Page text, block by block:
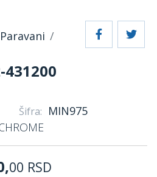
Paravani
431200
Šifra: MIN975
00 RSD